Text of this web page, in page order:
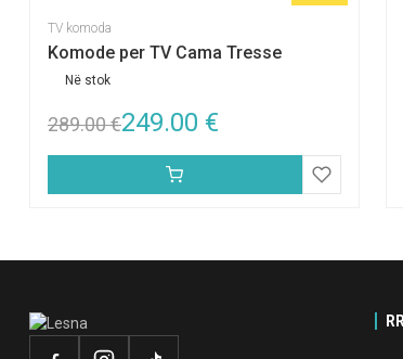
TV komoda
Komode per TV Cama Tresse
Në stok
289.00€249.00 €